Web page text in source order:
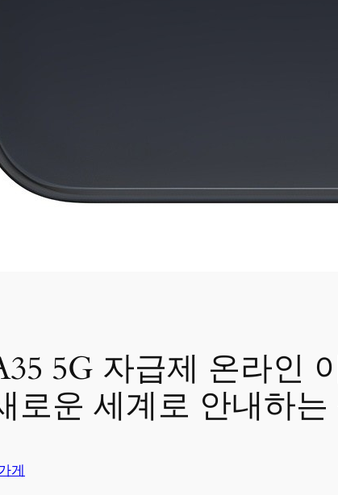
5G 자급제 온라인
로운 세계로 안내하는
게